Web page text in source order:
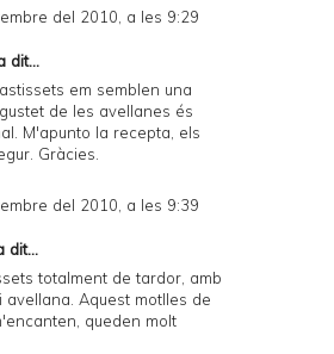
del 2010, a les 9:29
dit...
em semblen una
de les avellanes és
M'apunto la recepta, els
Gràcies.
del 2010, a les 9:39
dit...
totalment de tardor, amb
avellana. Aquest motlles de
queden molt